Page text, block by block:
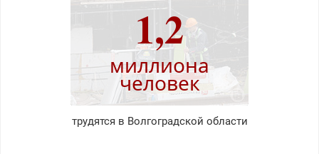
1,2
миллиона
человек
трудятся в Волгоградской области